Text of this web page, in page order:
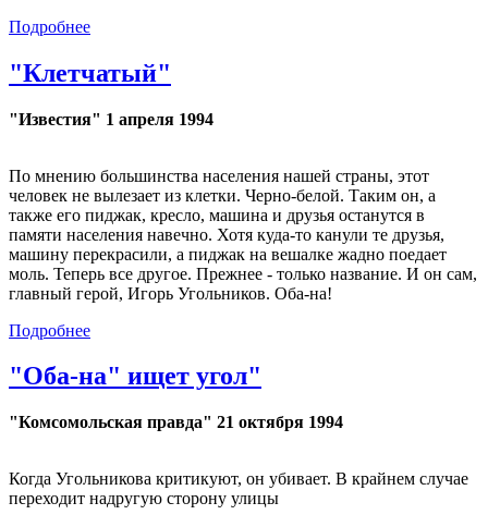
Подробнее
"Клетчатый"
"Известия" 1 апреля 1994
По мнению большинства населения нашей страны, этот
человек не вылезает из клетки. Черно-белой. Таким он, а
также его пиджак, кресло, машина и друзья останутся в
памяти населения навечно. Хотя куда-то канули те друзья,
машину перекрасили, а пиджак на вешалке жадно поедает
моль. Теперь все другое. Прежнее - только название. И он сам,
главный герой, Игорь Угольников. Оба-на!
Подробнее
"Оба-на" ищет угол"
"Комсомольская правда" 21 октября 1994
Когда Угольникова критикуют, он убивает. В крайнем случае
переходит надругую сторону улицы